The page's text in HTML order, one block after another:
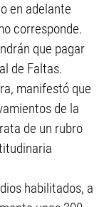
en adelante
corresponde.
que pagar
de Faltas.
manifestó que
de la
de un rubro
habilitados, a